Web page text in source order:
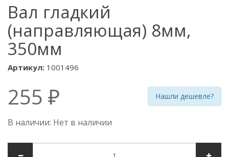
Вал гладкий
(направляющая) 8мм,
350мм
Артикул: 1001496
255 ₽ Нашли дешевле?
В наличии: Нет в наличии